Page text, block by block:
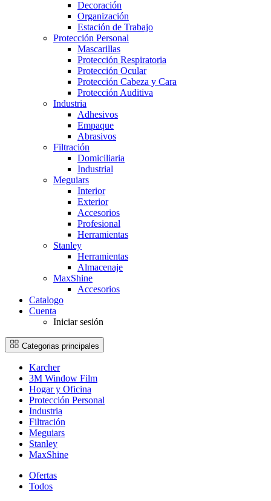
Decoración
Organización
Estación de Trabajo
Protección Personal
Mascarillas
Protección Respiratoria
Protección Ocular
Protección Cabeza y Cara
Protección Auditiva
Industria
Adhesivos
Empaque
Abrasivos
Filtración
Domiciliaria
Industrial
Meguiars
Interior
Exterior
Accesorios
Profesional
Herramientas
Stanley
Herramientas
Almacenaje
MaxShine
Accesorios
Catalogo
Cuenta
Iniciar sesión
Categorias principales
Karcher
3M Window Film
Hogar y Oficina
Protección Personal
Industria
Filtración
Meguiars
Stanley
MaxShine
Ofertas
Todos